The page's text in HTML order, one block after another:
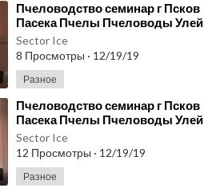
⁣Пчеловодство семинар г Псков
Пасека Пчелы Пчеловоды Улей
Карника Бакфаст Пчелосемья
Часть 6
Sector Ice
8 Просмотры · 12/19/19
Разное
⁣Пчеловодство семинар г Псков
Пасека Пчелы Пчеловоды Улей
Карника Бакфаст Пчелосемья
Часть 15
Sector Ice
12 Просмотры · 12/19/19
Разное